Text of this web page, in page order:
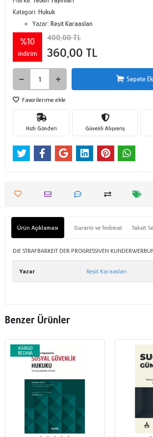
Kategori: Hukuk
Yazar: Reşit Karaaslan
%10
indirim
400,00 TL
360,00 TL
Sepete
Favorilerime ekle
Hızlı Gönderi Güvenli Alışveriş
Ürün Açıklaması Garanti ve Teslimat Taksit
DIE STRAFBARKEIT DER PROGRESSIVEN
Yazar Reşit Karaaslan
Benzer Ürünler
KARGO
BEDAVA